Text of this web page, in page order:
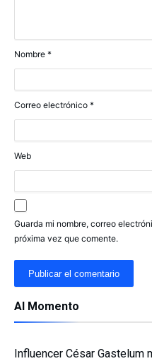
Nombre *
Correo electrónico *
Web
Guarda mi nombre, correo
próxima vez que comente.
Al Momento
Influencer César Gastelum